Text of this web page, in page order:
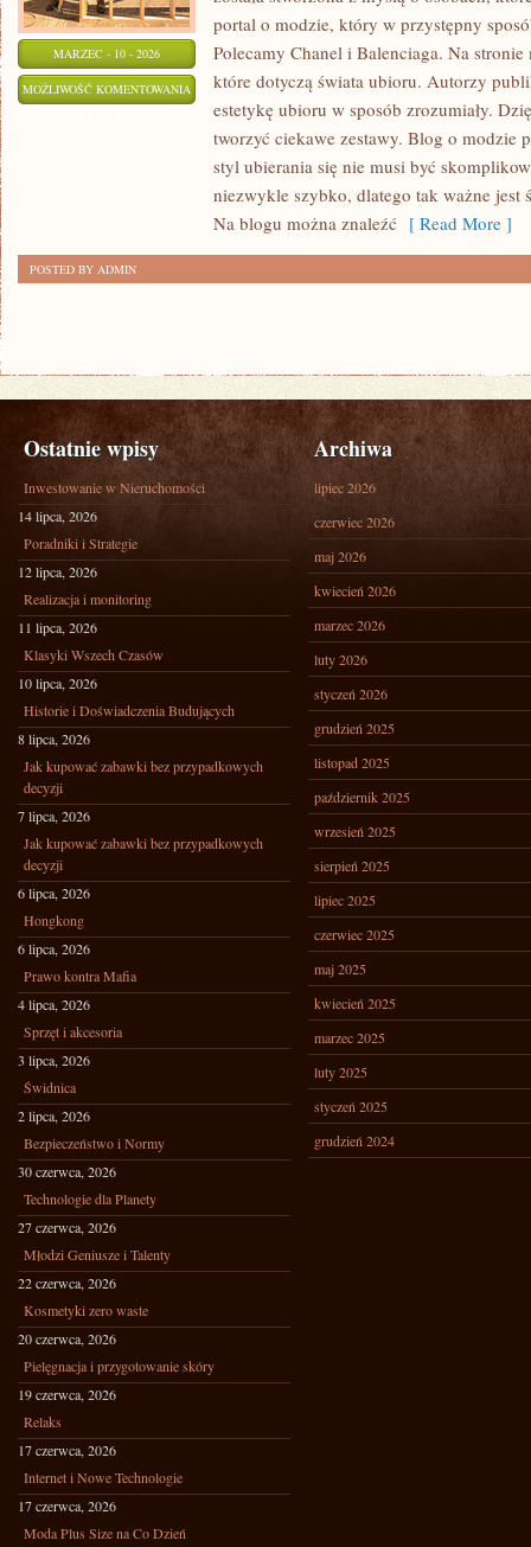
MARZEC - 10 - 2026
MOŻLIWOŚĆ KOMENTOWANIA H&M
portal o modzie, który w przystępny
Polecamy Chanel i Balenciaga. Na
które dotyczą świata ubioru. Autorzy
estetykę ubioru w sposób zrozumiały.
tworzyć ciekawe zestawy. Blog o modzie
styl ubierania się nie musi być
niezwykle szybko, dlatego tak ważne jest
Na blogu można znaleźć [ Read More ]
POSTED BY ADMIN
Ostatnie wpisy
Inwestowanie w Nieruchomości
14 lipca, 2026
Poradniki i Strategie
12 lipca, 2026
Realizacja i monitoring
11 lipca, 2026
Klasyki Wszech Czasów
10 lipca, 2026
Historie i Doświadczenia Budujących
8 lipca, 2026
Jak kupować zabawki bez przypadkowych
decyzji
7 lipca, 2026
Jak kupować zabawki bez przypadkowych
decyzji
6 lipca, 2026
Hongkong
6 lipca, 2026
Prawo kontra Mafia
4 lipca, 2026
Sprzęt i akcesoria
3 lipca, 2026
Świdnica
2 lipca, 2026
Bezpieczeństwo i Normy
30 czerwca, 2026
Technologie dla Planety
27 czerwca, 2026
Młodzi Geniusze i Talenty
22 czerwca, 2026
Kosmetyki zero waste
20 czerwca, 2026
Pielęgnacja i przygotowanie skóry
19 czerwca, 2026
Relaks
17 czerwca, 2026
Internet i Nowe Technologie
17 czerwca, 2026
Moda Plus Size na Co Dzień
Archiwa
lipiec 2026
czerwiec 2026
maj 2026
kwiecień 2026
marzec 2026
luty 2026
styczeń 2026
grudzień 2025
listopad 2025
październik 2025
wrzesień 2025
sierpień 2025
lipiec 2025
czerwiec 2025
maj 2025
kwiecień 2025
marzec 2025
luty 2025
styczeń 2025
grudzień 2024